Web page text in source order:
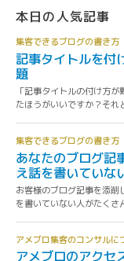
本日の人気記事